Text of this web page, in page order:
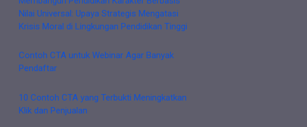
Nilai Universal: Upaya Strategis Mengatasi
Krisis Moral di Lingkungan Pendidikan Tinggi
Contoh CTA untuk Webinar Agar Banyak
Pendaftar
10 Contoh CTA yang Terbukti Meningkatkan
Klik dan Penjualan